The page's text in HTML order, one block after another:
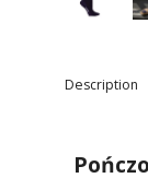
Description